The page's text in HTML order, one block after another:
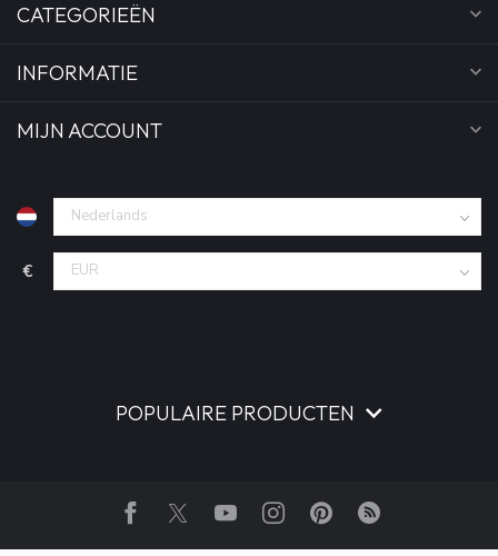
CATEGORIEËN
INFORMATIE
MIJN ACCOUNT
€
POPULAIRE PRODUCTEN